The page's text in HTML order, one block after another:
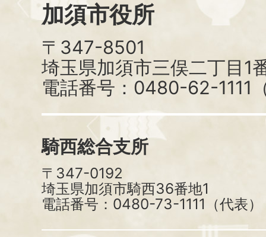
加須市役所
〒347-8501
埼玉県加須市三俣二丁目1
電話番号：0480-62-1111
騎西総合支所
〒347-0192
埼玉県加須市騎西36番地1
電話番号：0480-73-1111（代表）